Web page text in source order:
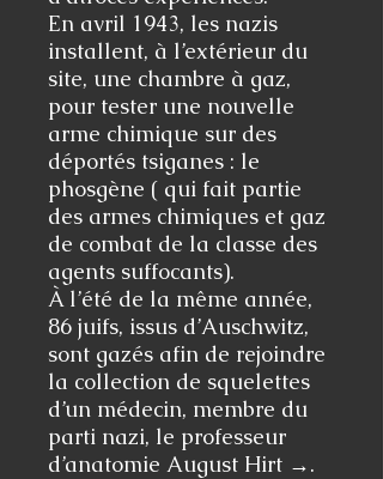
En avril 1943, les nazis
installent, à l’extérieur du
site, une chambre à gaz,
pour tester une nouvelle
arme chimique sur des
déportés tsiganes : le
phosgène ( qui fait partie
des armes chimiques et gaz
de combat de la classe des
agents suffocants).
À l’été de la même année,
86 juifs, issus d’Auschwitz,
sont gazés afin de rejoindre
la collection de squelettes
d’un médecin, membre du
parti nazi, le professeur
d’anatomie August Hirt →.